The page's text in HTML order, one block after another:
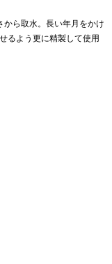
ら取水。長い年月をかけ
るよう更に精製して使用